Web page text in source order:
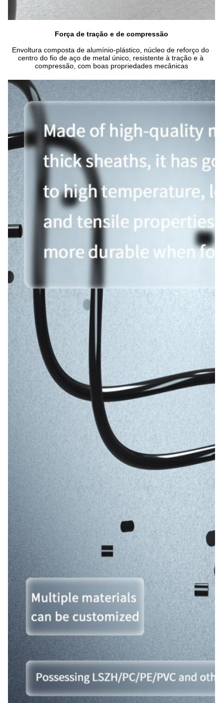
Força de tração e de compressão
Envoltura composta de alumínio-plástico, núcleo de reforço do
centro do fio de aço de metal único, resistente à tração e à
compressão, com boas propriedades mecânicas